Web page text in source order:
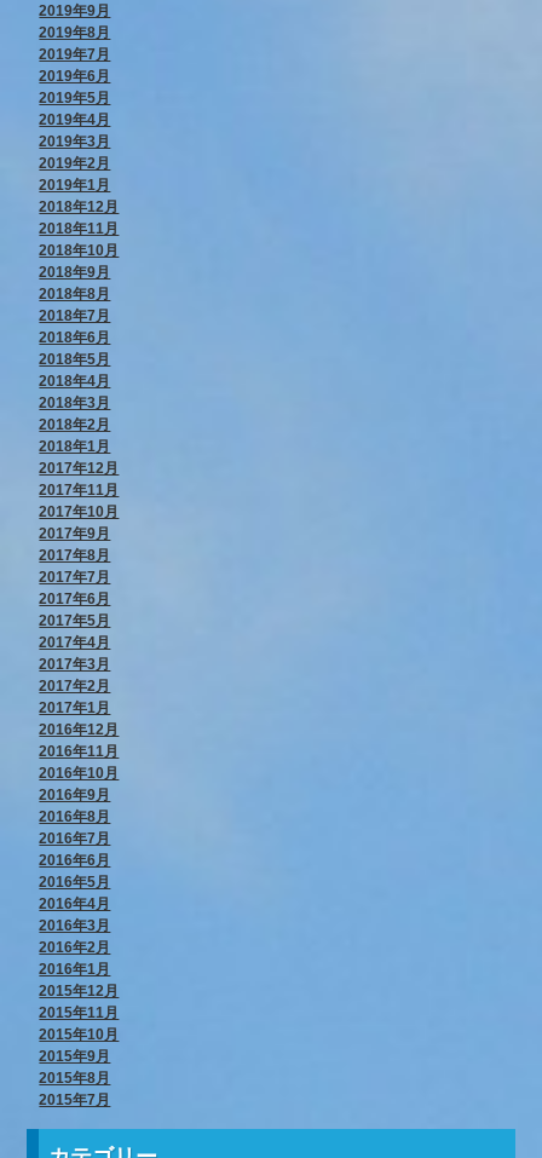
2019年9月
2019年8月
2019年7月
2019年6月
2019年5月
2019年4月
2019年3月
2019年2月
2019年1月
2018年12月
2018年11月
2018年10月
2018年9月
2018年8月
2018年7月
2018年6月
2018年5月
2018年4月
2018年3月
2018年2月
2018年1月
2017年12月
2017年11月
2017年10月
2017年9月
2017年8月
2017年7月
2017年6月
2017年5月
2017年4月
2017年3月
2017年2月
2017年1月
2016年12月
2016年11月
2016年10月
2016年9月
2016年8月
2016年7月
2016年6月
2016年5月
2016年4月
2016年3月
2016年2月
2016年1月
2015年12月
2015年11月
2015年10月
2015年9月
2015年8月
2015年7月